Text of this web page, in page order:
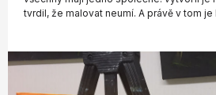
tvrdil, že malovat neumí. A právě v tom